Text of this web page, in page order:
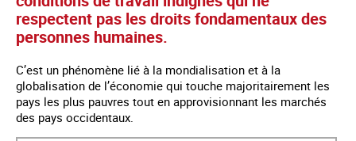
respectent pas les droits fondamentaux des
personnes humaines.
C’est un phénomène lié à la mondialisation et à la
globalisation de l’économie qui touche majoritairement les
pays les plus pauvres tout en approvisionnant les marchés
des pays occidentaux.